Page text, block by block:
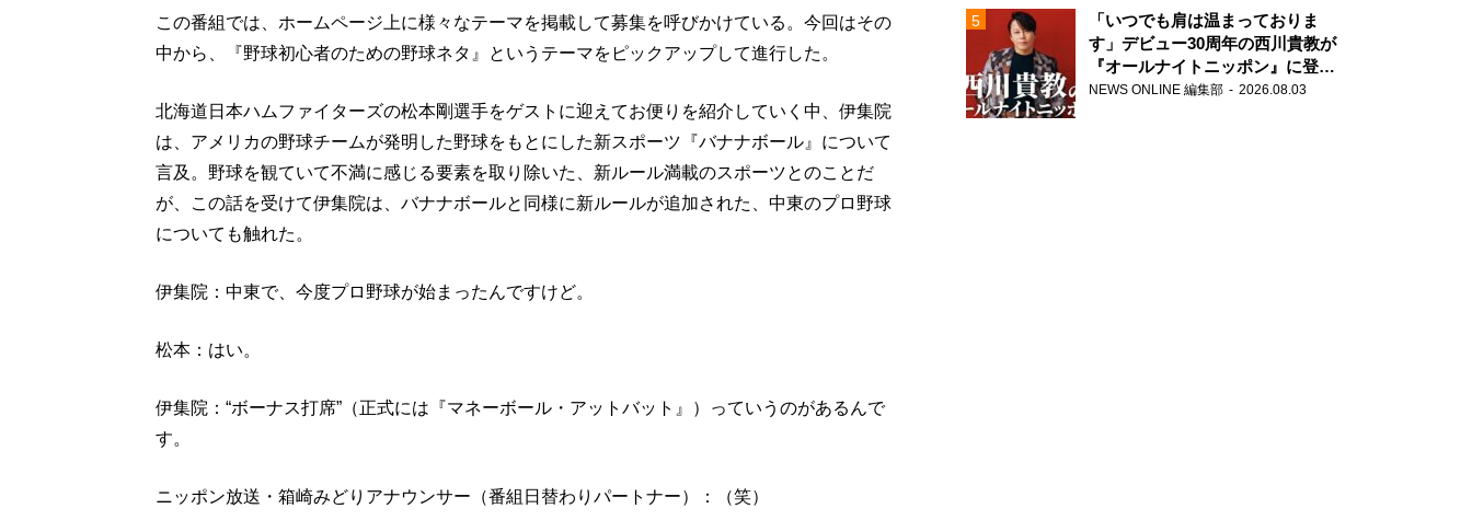
この番組では、ホームページ上に様々なテーマを掲載して募集を呼びかけている。今回はその
中から、『野球初心者のための野球ネタ』というテーマをピックアップして進行した。
北海道日本ハムファイターズの松本剛選手をゲストに迎えてお便りを紹介していく中、伊集院
は、アメリカの野球チームが発明した野球をもとにした新スポーツ『バナナボール』について
言及。野球を観ていて不満に感じる要素を取り除いた、新ルール満載のスポーツとのことだ
が、この話を受けて伊集院は、バナナボールと同様に新ルールが追加された、中東のプロ野球
についても触れた。
伊集院：中東で、今度プロ野球が始まったんですけど。
松本：はい。
伊集院：“ボーナス打席”（正式には『マネーボール・アットバット』）っていうのがあるんで
す。
ニッポン放送・箱崎みどりアナウンサー（番組日替わりパートナー）：（笑）
「いつでも肩は温まっておりま
す」デビュー30周年の西川貴教が
『オールナイトニッポン』に登
場！
NEWS ONLINE 編集部 2026.08.03